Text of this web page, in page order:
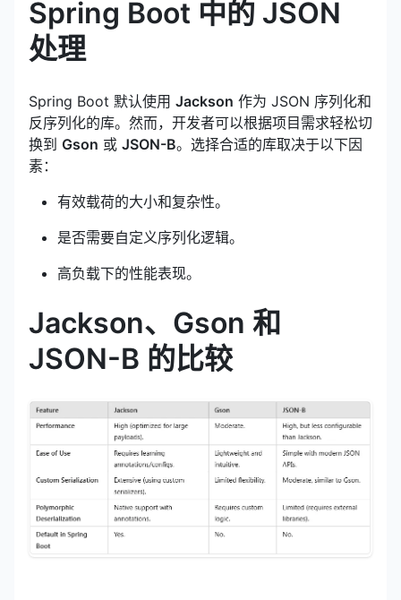
Spring Boot 中的 JSON
处理
Spring Boot 默认使用 Jackson 作为 JSON 序列化和
反序列化的库。然而，开发者可以根据项目需求轻松切
换到 Gson 或 JSON-B。选择合适的库取决于以下因
素：
有效载荷的大小和复杂性。
是否需要自定义序列化逻辑。
高负载下的性能表现。
Jackson、Gson 和
JSON-B 的比较